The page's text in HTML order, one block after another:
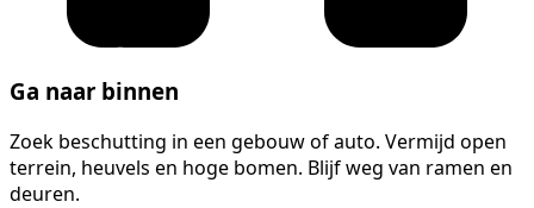
Ga naar binnen
Zoek beschutting in een gebouw of auto. Vermijd open
terrein, heuvels en hoge bomen. Blijf weg van ramen en
deuren.